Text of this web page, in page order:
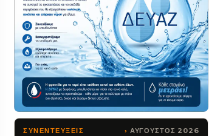
ΣΥΝΕΝΤΕΥΞΕΙΣ ΑΥΓΟΥΣΤΟΣ 2026